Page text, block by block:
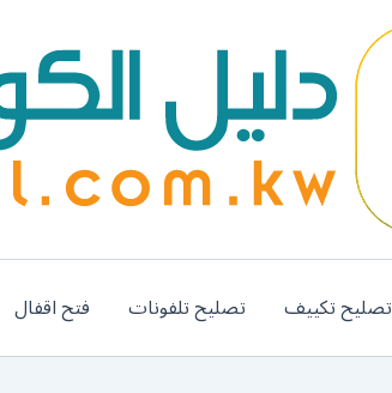
تصليح تكييف تصليح تلفونات فتح اقفال